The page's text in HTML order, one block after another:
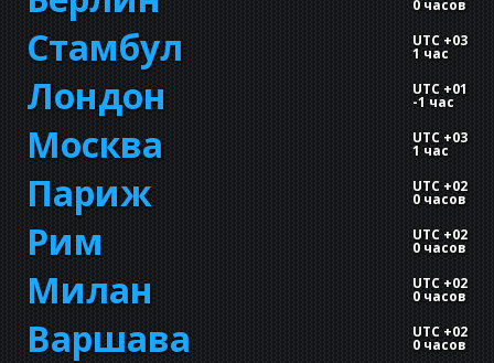
0 часов
Стамбул UTC +03
1 час
Лондон UTC +01
-1 час
Москва UTC +03
1 час
Париж UTC +02
0 часов
Рим UTC +02
0 часов
Милан UTC +02
0 часов
Варшава UTC +02
0 часов